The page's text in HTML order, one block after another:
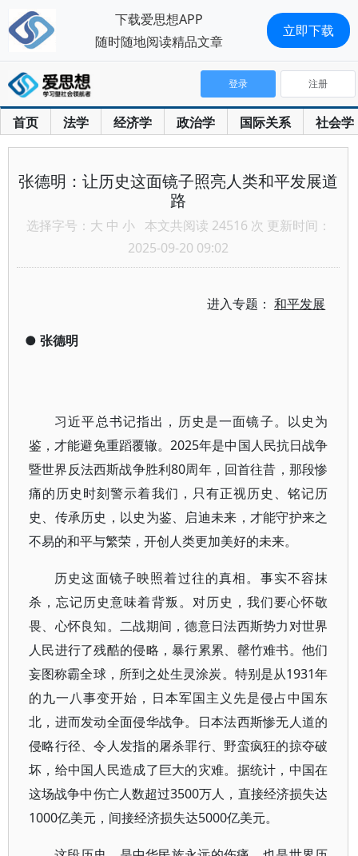
首页 法学 经济学 政治学 国际关系 社会学
登录 注册
张德明：让历史这面镜子照亮人类和平发展道
路
选择字号： 大 中 小 本文共阅读 24516 次 更新时间：
2025-09-20 09:02
进入专题：和平发展
● 张德明
习近平总书记指出，历史是一面镜子。以史为
鉴，才能避免重蹈覆辙。2025年是中国人民抗日战争
暨世界反法西斯战争胜利80周年，回首往昔，那段惨
痛的历史时刻警示着我们，只有正视历史、铭记历
史、传承历史，以史为鉴、启迪未来，才能守护来之
不易的和平与繁荣，开创人类更加美好的未来。
历史这面镜子映照着过往的真相。事实不容抹
杀，忘记历史意味着背叛。对历史，我们要心怀敬
畏、心怀良知。二战期间，德意日法西斯势力对世界
人民进行了残酷的侵略，暴行累累、罄竹难书。他们
妄图称霸全球，所到之处生灵涂炭。特别是从1931年
的九一八事变开始，日本军国主义先是侵占中国东
北，进而发动全面侵华战争。日本法西斯惨无人道的
侵略行径、令人发指的屠杀罪行、野蛮疯狂的掠夺破
坏，给中国人民造成了巨大的灾难。据统计，中国在
这场战争中伤亡人数超过3500万人，直接经济损失达
1000亿美元，间接经济损失达5000亿美元。
下载爱思想APP
随时随地阅读精品文章
立即下载